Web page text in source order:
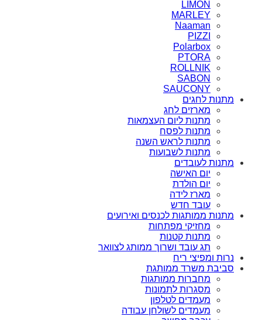
LIMON
MARLEY
Naaman
PIZZI
Polarbox
PTORA
ROLLNIK
SABON
SAUCONY
מתנות לחגים
מארזים לחג
מתנות ליום העצמאות
מתנות לפסח
מתנות לראש השנה
מתנות לשבועות
מתנות לעובדים
יום האישה
יום הולדת
מארז לידה
עובד חדש
מתנות ממותגות לכנסים ואירועים
מחזיקי מפתחות
מתנות קטנות
תג עובד ושרוך ממותג לצוואר
נרות ומפיצי ריח
סביבת משרד ממותגת
מחברות ממותגות
מסגרות לתמונות
מעמדים לטלפון
מעמדים לשולחן עבודה